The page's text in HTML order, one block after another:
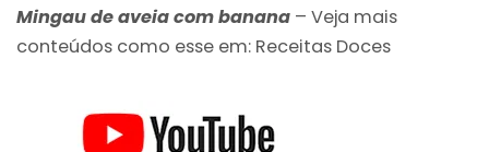
Mingau de aveia com banana – Veja mais
conteúdos como esse em: Receitas Doces